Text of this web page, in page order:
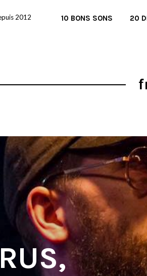
2012 10 BONS SONS 20